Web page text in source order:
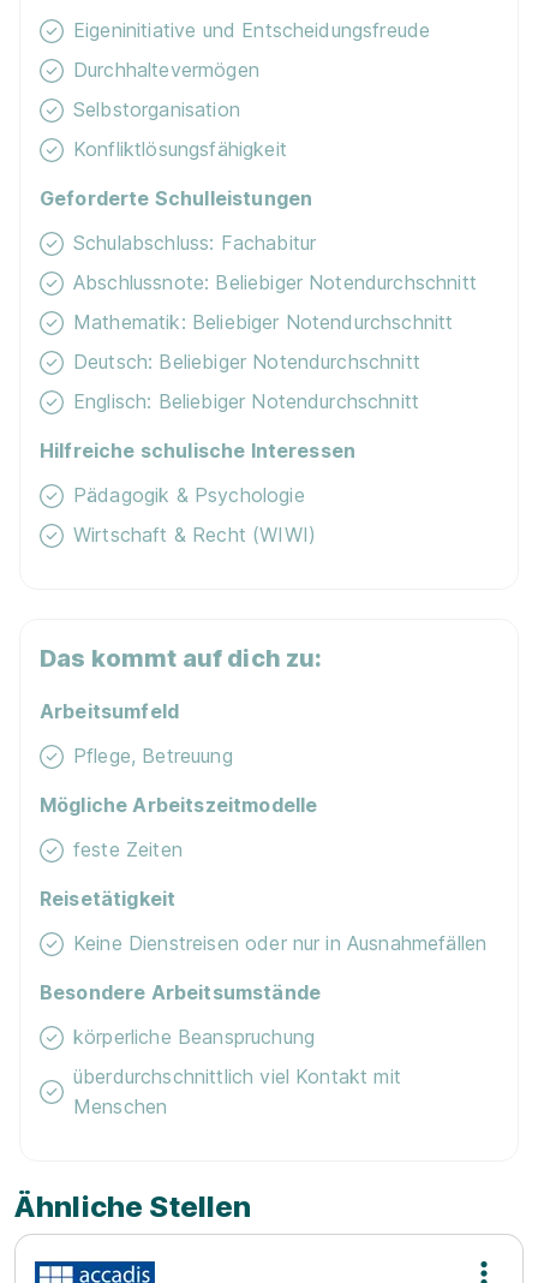
Ähnliche Stellen
Eigeninitiative und Entscheidungsfreude
Durchhaltevermögen
Selbstorganisation
Konfliktlösungsfähigkeit
Geforderte Schulleistungen
Schulabschluss: Fachabitur
Abschlussnote: Beliebiger Notendurchschnitt
Mathematik: Beliebiger Notendurchschnitt
Deutsch: Beliebiger Notendurchschnitt
Englisch: Beliebiger Notendurchschnitt
Hilfreiche schulische Interessen
Pädagogik & Psychologie
Wirtschaft & Recht (WIWI)
Das kommt auf dich zu:
Arbeitsumfeld
Pflege, Betreuung
Mögliche Arbeitszeitmodelle
feste Zeiten
Reisetätigkeit
Keine Dienstreisen oder nur in Ausnahmefällen
Besondere Arbeitsumstände
körperliche Beanspruchung
überdurchschnittlich viel Kontakt mit
Menschen